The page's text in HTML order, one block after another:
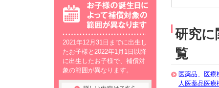
研究に
覧
医薬品、医療
人医薬品医
2021年12月31日までに出生し
たお子様と2022年1月1日以降
に出生したお子様で、補償対
象の範囲が異なります。